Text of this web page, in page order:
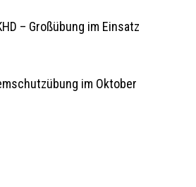
– Großübung im Einsatz
im Oktober